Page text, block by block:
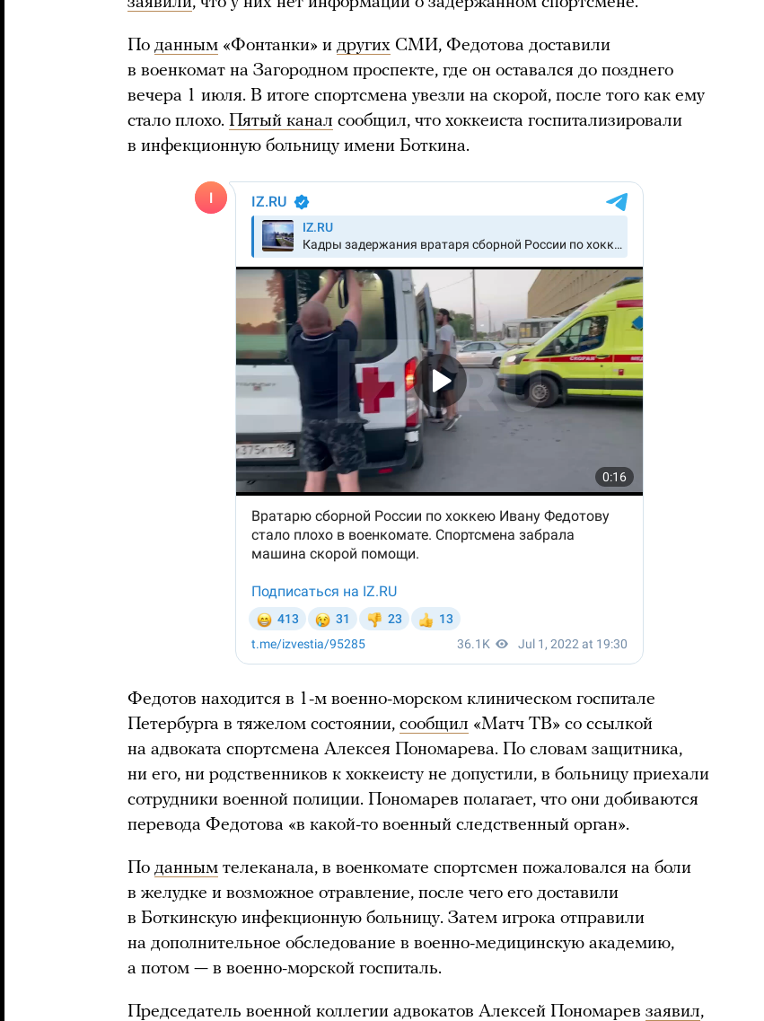
По данным «Фонтанки» и других СМИ, Федотова доставили
в военкомат на Загородном проспекте, где он оставался до позднего
вечера 1 июля. В итоге спортсмена увезли на скорой, после того как ему
стало плохо. Пятый канал сообщил, что хоккеиста госпитализировали
в инфекционную больницу имени Боткина.
Федотов находится в 1-м военно-морском клиническом госпитале
Петербурга в тяжелом состоянии, сообщил «Матч ТВ» со ссылкой
на адвоката спортсмена Алексея Пономарева. По словам защитника,
ни его, ни родственников к хоккеисту не допустили, в больницу приехали
сотрудники военной полиции. Пономарев полагает, что они добиваются
перевода Федотова «в какой-то военный следственный орган».
По данным телеканала, в военкомате спортсмен пожаловался на боли
в желудке и возможное отравление, после чего его доставили
в Боткинскую инфекционную больницу. Затем игрока отправили
на дополнительное обследование в военно-медицинскую академию,
а потом — в военно-морской госпиталь.
Председатель военной коллегии адвокатов Алексей Пономарев заявил,